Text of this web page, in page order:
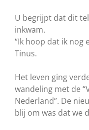
U begrijpt dat dit
inkwam.
“Ik hoop dat ik nog
Tinus.
Het leven ging
wandeling met de
Nederland”. De
blij om was dat we